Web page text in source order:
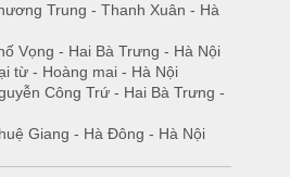
Trung - Thanh Xuân - Hà
Vọng - Hai Bà Trưng - Hà Nội
từ - Hoàng mai - Hà Nội
Công Trứ - Hai Bà Trưng -
Giang - Hà Đông - Hà Nội